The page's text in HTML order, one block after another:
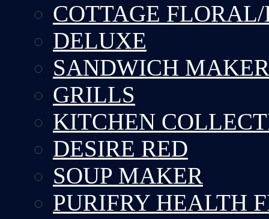
COTTAGE
DELUXE
SANDWICH MAKER
GRILLS
KITCHEN
DESIRE RED
SOUP MAKER
PURIFRY HEALTH